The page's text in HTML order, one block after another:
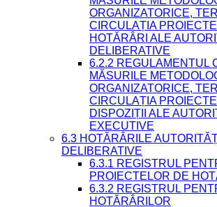
ORGANIZATORICE,
CIRCULAȚIA
HOTĂRÂRI ALE
DELIBERATIVE
6.2.2 REGULAMENTUL
MĂSURILE
ORGANIZATORICE,
CIRCULAȚIA
DISPOZIȚII ALE
EXECUTIVE
6.3 HOTĂRÂRILE
DELIBERATIVE
6.3.1 REGISTRUL
PROIECTELOR DE
6.3.2 REGISTRUL
HOTĂRÂRILOR